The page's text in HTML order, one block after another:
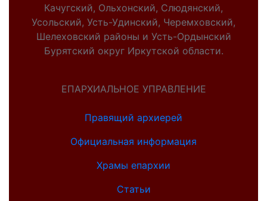
Качугский, Ольхонский, Слюдянский,
Усольский, Усть-Удинский, Черемховский,
Шелеховский районы и Усть-Ордынский
Бурятский округ Иркутской области.
ЕПАРХИАЛЬНОЕ УПРАВЛЕНИЕ
Правящий архиерей
Официальная информация
Храмы епархии
Статьи